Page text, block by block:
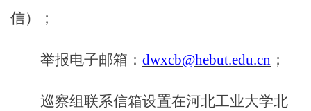
信）；
举报电子邮箱： dwxcb@hebut.edu.cn ；
巡察组联系信箱设置在河北工业大学北